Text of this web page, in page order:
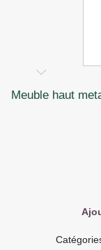
meuble haut metal et bois 6 portes 2 tiroirs 94.5 x 153 x